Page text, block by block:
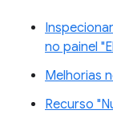
no painel
Melhorias
Recurso